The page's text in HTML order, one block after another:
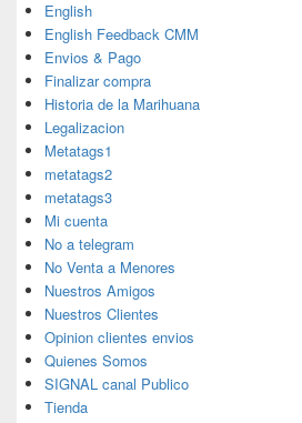
English
English Feedback CMM
Envios & Pago
Finalizar compra
Historia de la Marihuana
Legalizacion
Metatags1
metatags2
metatags3
Mi cuenta
No a telegram
No Venta a Menores
Nuestros Amigos
Nuestros Clientes
Opinion clientes envios
Quienes Somos
SIGNAL canal Publico
Tienda